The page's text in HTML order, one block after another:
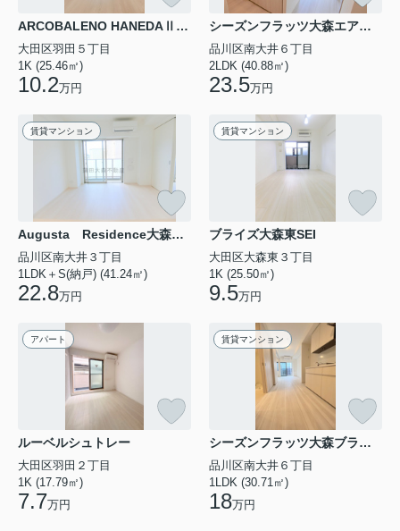
大田区の魅力的なポイント3選！暮らしと住環境の良さ
を解説
大田区での暮らしに興味はあるものの、実際の住み心地
や魅力がまだイメージしきれていない人も多いのではな
いでしょうか。そこで本記事では、大田区の魅力的なポ
イントを暮らし・交通・自然環境の3つの視点からわ
2026.08.06
京浜東北線の人気駅ランキングを解説！蒲田駅は何位か
暮らしやす...
京浜東北線沿線での暮らしや住み替えを考え始めると、
この路線のどの駅を選ぶべきか迷う人は多いのではない
でしょうか。通勤や通学のしやすさはもちろん、買い物
環境や街の雰囲気、将来のライフプランとの相性まで
含...
京浜東北線の人気駅ランキングは？大森駅は何位かデー
タで比較検...
京浜東北線沿線で住む街を検討するとき、大森駅がラン
キングの中でどのあたりに位置するのかは、多くの人に
とって気になるポイントではないでしょうか。通勤や通
学の利便性だけでなく、買い物環境や公園などの暮ら
し...
2026.08.03
新空港線の蒲田新駅は切り欠きホームに？留置施設整備
ARCOBALENO HANEDAⅡアルコバレーノハネダツー
大田区羽田５丁目
1K (25.46㎡)
10.2万円
シーズンフラッツ大森エアリー
品川区南大井６丁目
2LDK (40.88㎡)
23.5万円
賃貸マンション
Augusta Residence大森（オーガスタレジデンス）
品川区南大井３丁目
1LDK＋S(納戸) (41.24㎡)
22.8万円
賃貸マンション
ブライズ大森東SEI
大田区大森東３丁目
1K (25.50㎡)
9.5万円
アパート
ルーベルシュトレー
大田区羽田２丁目
1K (17.79㎡)
7.7万円
賃貸マンション
シーズンフラッツ大森ブライト
品川区南大井６丁目
1LDK (30.71㎡)
18万円